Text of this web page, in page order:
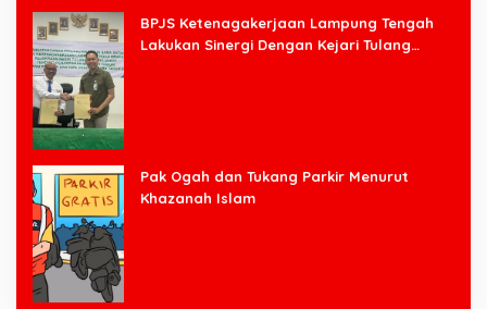
BPJS Ketenagakerjaan Lampung Tengah
Lakukan Sinergi Dengan Kejari Tulang
Pak Ogah dan Tukang Parkir Menurut
Khazanah Islam